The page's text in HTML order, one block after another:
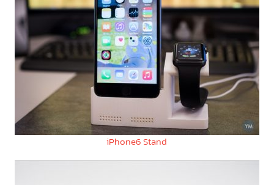
iPhone6 Stand